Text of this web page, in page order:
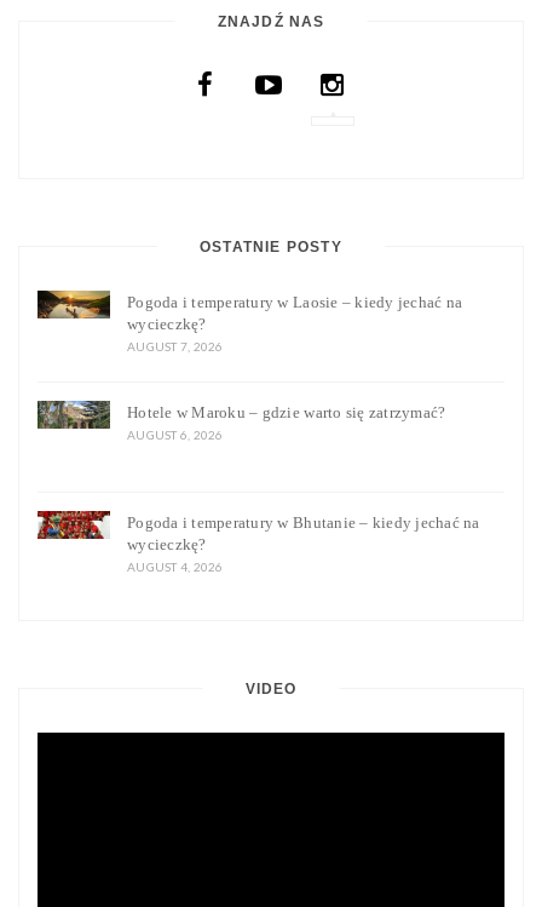
ZNAJDŹ NAS
OSTATNIE POSTY
Pogoda i temperatury w Laosie – kiedy jechać na
wycieczkę?
AUGUST 7, 2026
Hotele w Maroku – gdzie warto się zatrzymać?
AUGUST 6, 2026
Pogoda i temperatury w Bhutanie – kiedy jechać na
wycieczkę?
AUGUST 4, 2026
VIDEO